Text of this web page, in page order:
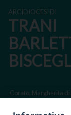
ARCIDIOCESI DI
TRANI
Corato, Margherita di